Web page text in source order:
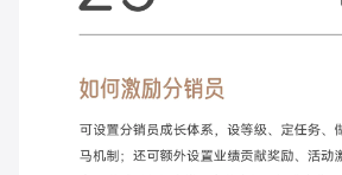
入驻有赞
有赞云 数据通服务